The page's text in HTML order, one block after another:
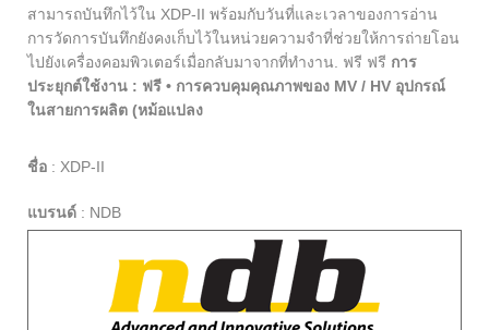
สามารถบันทึกไว้ใน XDP-II พร้อมกับวันที่และเวลาของการอ่าน
การวัดการบันทึกยังคงเก็บไว้ในหน่วยความจำที่ช่วยให้การถ่ายโอน
ไปยังเครื่องคอมพิวเตอร์เมื่อกลับมาจากที่ทำงาน. ฟรี ฟรี การ
ประยุกต์ใช้งาน : ฟรี • การควบคุมคุณภาพของ MV / HV อุปกรณ์
ในสายการผลิต (หม้อแปลง
ชื่อ : XDP-II
แบรนด์ : NDB